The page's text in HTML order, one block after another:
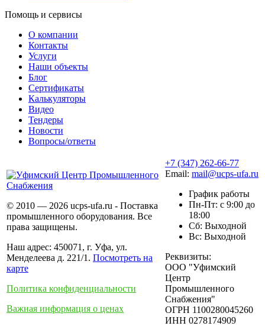
Помощь и сервисы
О компании
Контакты
Услуги
Наши объекты
Блог
Сертификаты
Калькуляторы
Видео
Тендеры
Новости
Вопросы/ответы
© 2010 — 2026 ucps-ufa.ru - Поставка
промышленного оборудования. Все
права защищены.
Наш адрес: 450071, г. Уфа, ул.
Менделеева д. 221/1. Посмотреть на
карте
Политика конфиденциальности
Важная информация о ценах
+7 (347) 262-66-77
Email: mail@ucps-ufa.ru
График работы
Пн-Пт: с 9:00 до
18:00
Сб: Выходной
Вс: Выходной
Реквизиты:
ООО "Уфимский
Центр
Промышленного
Снабжения"
ОГРН 1100280045260
ИНН 0278174909